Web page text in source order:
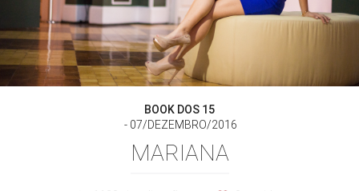
BOOK DOS 15
07/DEZEMBRO/2016
MARIANA